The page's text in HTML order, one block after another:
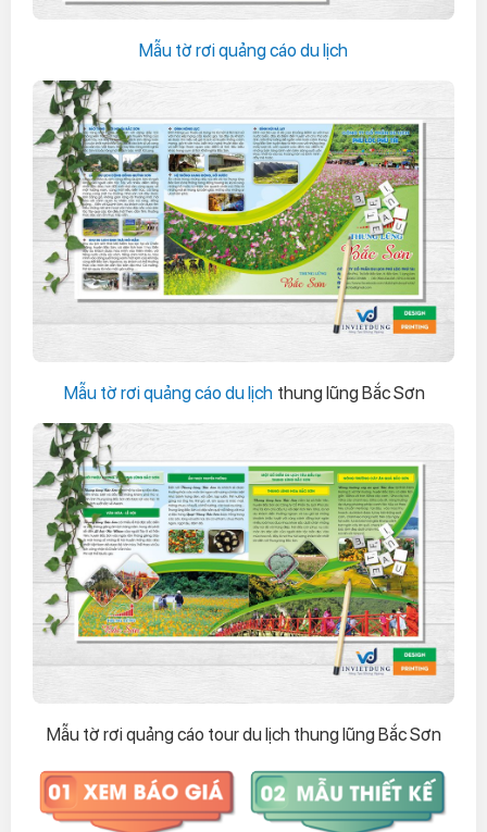
Mẫu tờ rơi quảng cáo du lịch
Mẫu tờ rơi quảng cáo du lịch thung lũng Bắc Sơn
Mẫu tờ rơi quảng cáo tour du lịch thung lũng Bắc Sơn